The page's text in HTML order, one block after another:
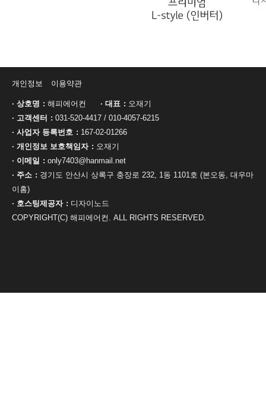
개인정보 이용약관
· 상호명 해피에어컨 · 대표
오재기
· 고객센터
031-520-4417 / 010-4057-6215
· 사업자 등록번호
167-02-01266
· 개인정보 보호책임자
오재기
· 이메일
only7403@hanmail.net
· 주소
경기도 안산시 상록구 충장로 232, 1동 1101호 (본오동, 대우마
이홈)
· 호스팅제공자
디자이노드
COPYRIGHT(C) 해피에어컨. ALL RIGHTS RESERVED.